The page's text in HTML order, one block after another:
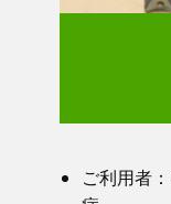
ご利用者